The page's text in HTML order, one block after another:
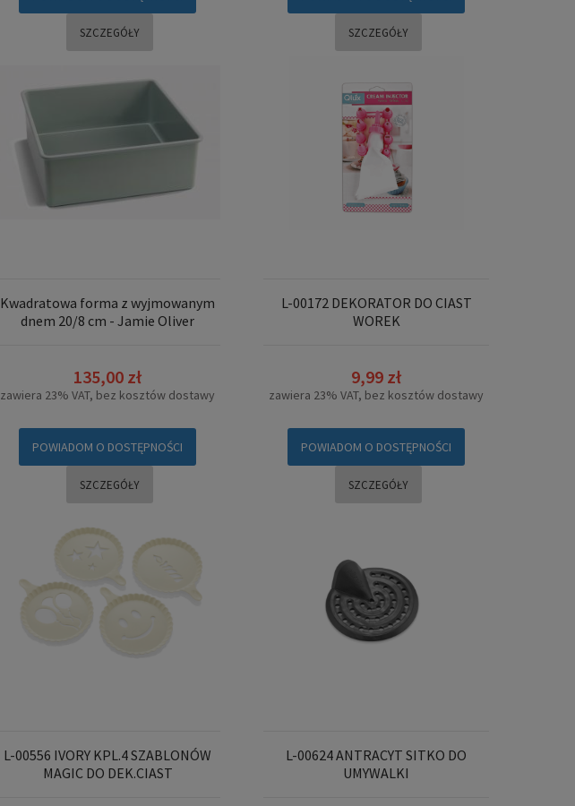
SZCZEGÓŁY SZCZEGÓŁY
Kwadratowa forma z wyjmowanym
dnem 20/8 cm - Jamie Oliver
135,00 zł
zawiera 23% VAT, bez kosztów dostawy
POWIADOM O DOSTĘPNOŚCI
SZCZEGÓŁY
L-00172 DEKORATOR DO CIAST
WOREK
9,99 zł
zawiera 23% VAT, bez kosztów dostawy
POWIADOM O DOSTĘPNOŚCI
SZCZEGÓŁY
L-00556 IVORY KPL.4 SZABLONÓW
MAGIC DO DEK.CIAST
L-00624 ANTRACYT SITKO DO
UMYWALKI